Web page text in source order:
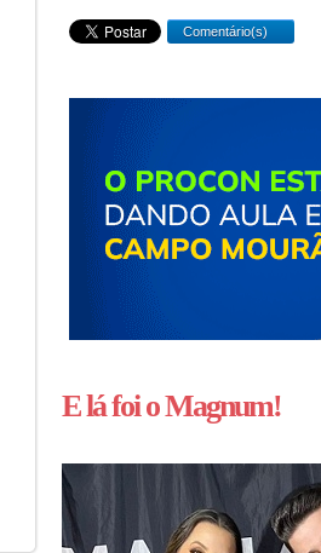
Comentário(s)
E lá foi o Magnum!